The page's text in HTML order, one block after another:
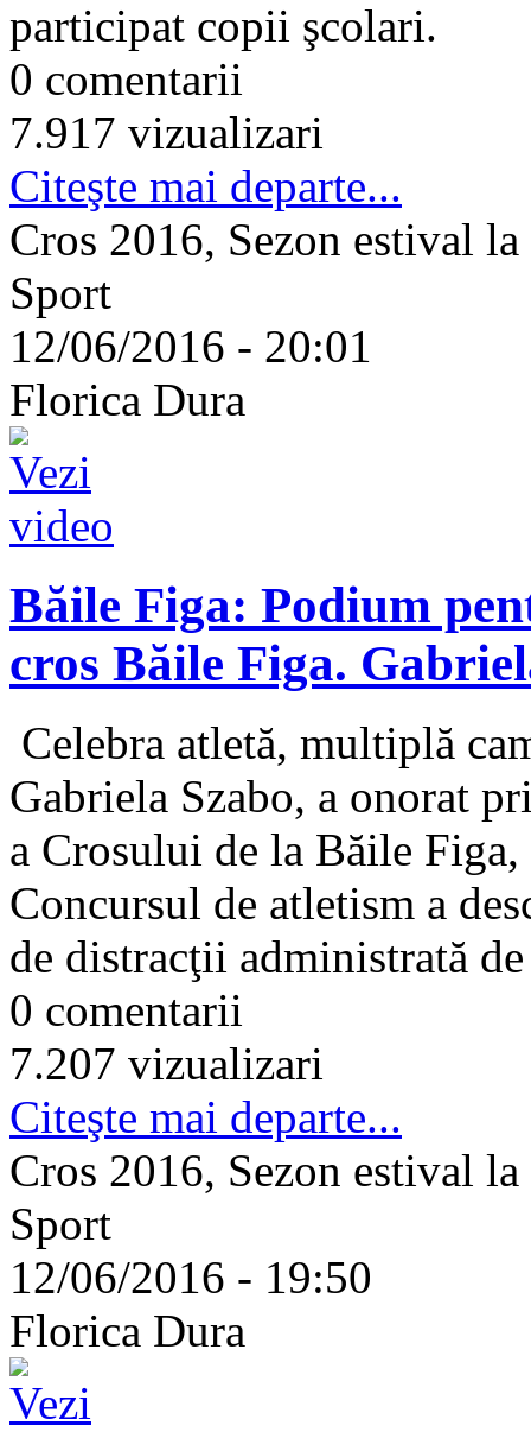
participat copii şcolari.
0 comentarii
7.917 vizualizari
Citeşte mai departe...
Cros 2016, Sezon estival
Sport
12/06/2016 - 20:01
Florica Dura
Băile Figa: Podium
cros Băile Figa.
Celebra atletă, multiplă
Gabriela Szabo, a onorat
a Crosului de la Băile
Concursul de atletism a
de distracţii administrată
0 comentarii
7.207 vizualizari
Citeşte mai departe...
Cros 2016, Sezon estival
Sport
12/06/2016 - 19:50
Florica Dura